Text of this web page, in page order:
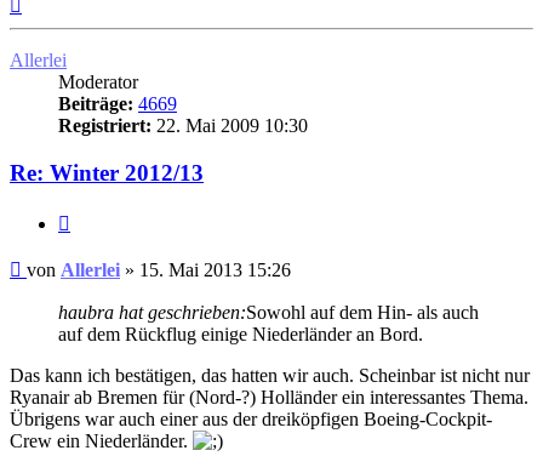
Allerlei
Moderator
Beiträge: 4669
Registriert: 22. Mai 2009 10:30
Re: Winter 2012/13
Ungelesener
von Allerlei » 15. Mai 2013 15:26
haubra hat geschrieben:Sowohl auf dem Hin- als auch
auf dem Rückflug einige Niederländer an Bord.
Das kann ich bestätigen, das hatten wir auch. Scheinbar ist nicht nur
Ryanair ab Bremen für (Nord-?) Holländer ein interessantes Thema.
Übrigens war auch einer aus der dreiköpfigen Boeing-Cockpit-
Crew ein Niederländer.